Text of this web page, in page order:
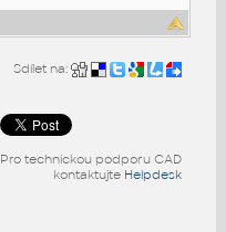
Sdílet na:
Pro technickou podporu CAD
kontaktujte Helpdesk